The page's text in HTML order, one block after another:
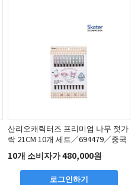
산리오캐릭터즈 프리미엄 나무 젓가
락 21CM 10개 세트／694479／중국
10개 소비자가 480,000원
로그인하기